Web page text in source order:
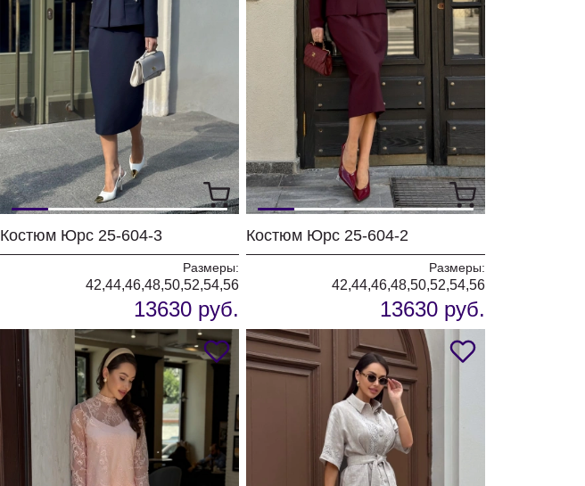
Костюм Юрс 25-604-3
Размеры:
42,44,46,48,50,52,54,56
13630 руб.
Костюм Юрс 25-604-2
Размеры:
42,44,46,48,50,52,54,56
13630 руб.